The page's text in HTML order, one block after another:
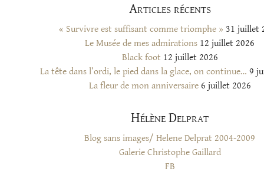
Articles récents
« Survivre est suffisant comme triomphe » 31 juillet
Le Musée de mes admirations 12 juillet 2026
Black foot 12 juillet 2026
La tête dans l’ordi, le pied dans la glace, on continue… 9
La fleur de mon anniversaire 6 juillet 2026
Hélène Delprat
Blog sans images/ Helene Delprat 2004-2009
Galerie Christophe Gaillard
FB